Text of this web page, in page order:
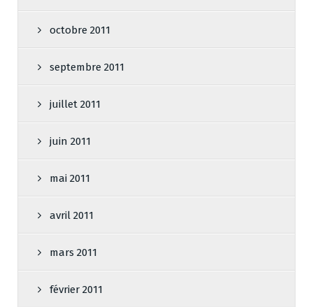
octobre 2011
septembre 2011
juillet 2011
juin 2011
mai 2011
avril 2011
mars 2011
février 2011